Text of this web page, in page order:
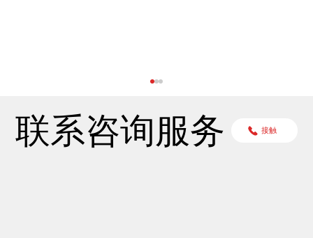
联系咨询服务 接触